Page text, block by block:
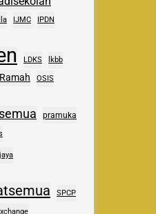
IJMC IPDN
LDKS lkbb
OSIS
pramuka
SPCP